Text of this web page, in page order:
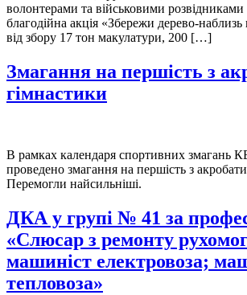
волонтерами та військовими розвідниками
благодійна акція «Збережи дерево-
від збору 17 тон макулатури, 200 […]
Змагання на першість з
гімнастики
В рамках календаря спортивних змагань
проведено змагання на першість з
Перемогли найсильніші.
ДКА у групі № 41 за
«Слюсар з ремонту
машиніст електровоза;
тепловоза»